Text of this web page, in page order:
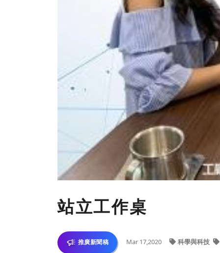
站立工作桌
推廣新聞稿 Mar 17,2020 科學與科技